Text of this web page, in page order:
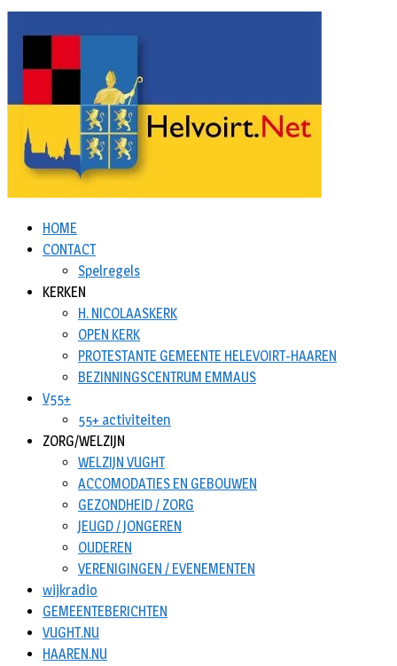
HOME
CONTACT
Spelregels
KERKEN
H. NICOLAASKERK
OPEN KERK
PROTESTANTE GEMEENTE HELEVOIRT-HAAREN
BEZINNINGSCENTRUM EMMAUS
V55+
55+ activiteiten
ZORG/WELZIJN
WELZIJN VUGHT
ACCOMODATIES EN GEBOUWEN
GEZONDHEID / ZORG
JEUGD / JONGEREN
OUDEREN
VERENIGINGEN / EVENEMENTEN
wijkradio
GEMEENTEBERICHTEN
VUGHT.NU
HAAREN.NU